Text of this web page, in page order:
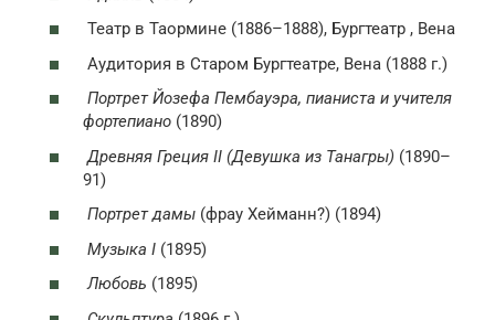
Театр в Таормине (1886–1888), Бургтеатр , Вена
Аудитория в Старом Бургтеатре, Вена (1888 г.)
Портрет Йозефа Пембауэра, пианиста и учителя
фортепиано (1890)
Древняя Греция II (Девушка из Танагры) (1890–
91)
Портрет дамы (фрау Хейманн?) (1894)
Музыка I (1895)
Любовь (1895)